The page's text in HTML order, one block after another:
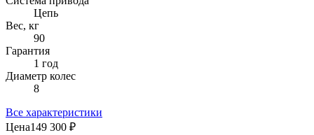
Цепь
Вес, кг
90
Гарантия
1 год
Диаметр колес
8
Все характеристики
Цена149 300 ₽